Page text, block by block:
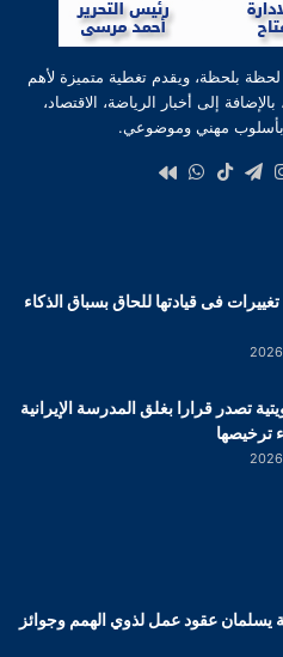
بلحظة، ويقدم تغطية متميزة لأهم
بالإضافة إلى أخبار الرياضة، الاقتصاد،
بأسلوب مهني وموضوعي.
انستقرام
تيلقرام‫TikTokواتساب
فى قيادتها للحاق بسباق الذكاء
تصدر قرارا بغلق المدرسة الإيرانية
ترخيصها
يسلمان عقود عمل لذوي الهمم وجوائز